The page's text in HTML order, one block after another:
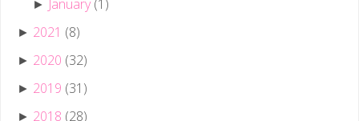
► January (1)
► 2021 (8)
► 2020 (32)
► 2019 (31)
► 2018 (28)